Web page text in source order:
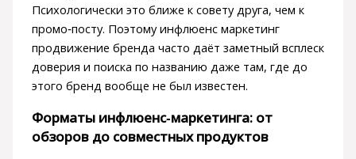
Психологически это ближе к совету друга, чем к
промо‑посту. Поэтому инфлюенс маркетинг
продвижение бренда часто даёт заметный всплеск
доверия и поиска по названию даже там, где до
этого бренд вообще не был известен.
Форматы инфлюенс‑маркетинга: от
обзоров до совместных продуктов